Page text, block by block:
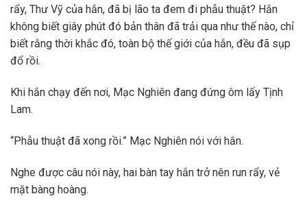
rẩy, Thư Vỹ của hắn, đã bị lão ta đem đi phẫu thuật? Hắn
không biết giây phút đó bản thân đã trải qua như thế nào, chỉ
biết rằng thời khắc đó, toàn bộ thế giới của hắn, đều đã sụp
đổ rồi.
Khi hắn chạy đến nơi, Mạc Nghiên đang đứng ôm lấy Tịnh
Lam.
“Phẫu thuật đã xong rồi.” Mạc Nghiên nói với hắn.
Nghe được câu nói này, hai bàn tay hắn trở nên run rẩy, vẻ
mặt bàng hoàng.